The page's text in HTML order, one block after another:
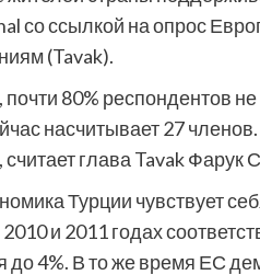
со ссылкой на опрос
(Tavak).
почти 80% респондентов
насчитывает 27
глава Tavak Фарук
Турции чувствует
2010 и 2011 годах
до 4%. В то же время ЕС